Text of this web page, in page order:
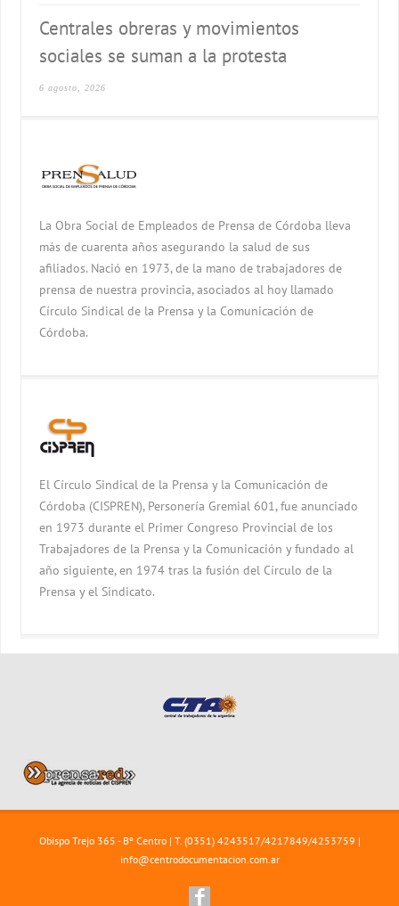
Centrales obreras y movimientos
sociales se suman a la protesta
6 agosto, 2026
La Obra Social de Empleados de Prensa de Córdoba lleva
más de cuarenta años asegurando la salud de sus
afiliados. Nació en 1973, de la mano de trabajadores de
prensa de nuestra provincia, asociados al hoy llamado
Círculo Sindical de la Prensa y la Comunicación de
Córdoba.
El Círculo Sindical de la Prensa y la Comunicación de
Córdoba (CISPREN), Personería Gremial 601, fue anunciado
en 1973 durante el Primer Congreso Provincial de los
Trabajadores de la Prensa y la Comunicación y fundado al
año siguiente, en 1974 tras la fusión del Círculo de la
Prensa y el Sindicato.
Obispo Trejo 365 - Bº Centro | T. (0351) 4243517/4217849/4253759 |
info@centrodocumentacion.com.ar